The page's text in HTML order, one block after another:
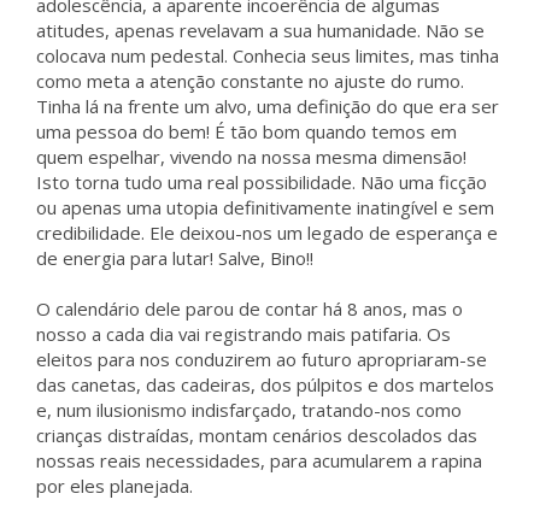
adolescência, a aparente incoerência de algumas
atitudes, apenas revelavam a sua humanidade. Não se
colocava num pedestal. Conhecia seus limites, mas tinha
como meta a atenção constante no ajuste do rumo.
Tinha lá na frente um alvo, uma definição do que era ser
uma pessoa do bem! É tão bom quando temos em
quem espelhar, vivendo na nossa mesma dimensão!
Isto torna tudo uma real possibilidade. Não uma ficção
ou apenas uma utopia definitivamente inatingível e sem
credibilidade. Ele deixou-nos um legado de esperança e
de energia para lutar! Salve, Bino!!
O calendário dele parou de contar há 8 anos, mas o
nosso a cada dia vai registrando mais patifaria. Os
eleitos para nos conduzirem ao futuro apropriaram-se
das canetas, das cadeiras, dos púlpitos e dos martelos
e, num ilusionismo indisfarçado, tratando-nos como
crianças distraídas, montam cenários descolados das
nossas reais necessidades, para acumularem a rapina
por eles planejada.